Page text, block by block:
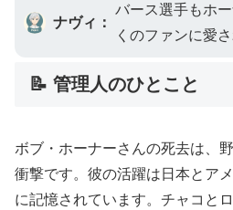
ナヴィ：
バース選手もホ
くのファンに愛
📝 管理人のひとこと
ボブ・ホーナーさんの死去は、
衝撃です。彼の活躍は日本とア
に記憶されています。チャコと